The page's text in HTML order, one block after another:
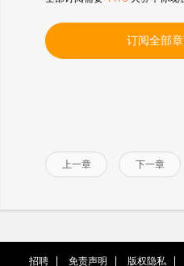
订阅全部
上一章 下一章
招聘 免责声明 版权隐私